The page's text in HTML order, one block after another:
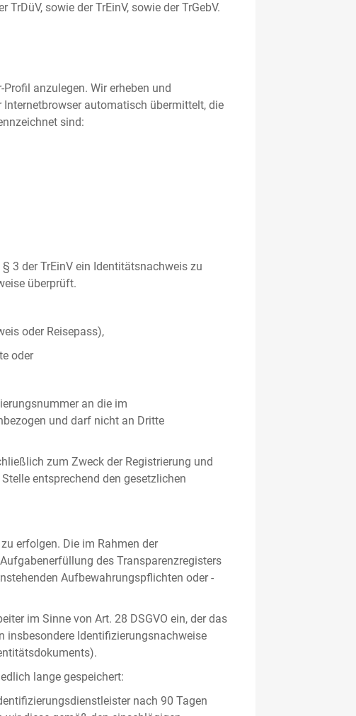
sowie der TrEinV, sowie der TrGebV.
anzulegen. Wir erheben und
Internetbrowser automatisch übermittelt, die
sind:
3 der TrEinV ein Identitätsnachweis zu
überprüft.
oder Reisepass),
oder
an die im
und darf nicht an Dritte
zum Zweck der Registrierung und
entsprechend den gesetzlichen
zu erfolgen. Die im Rahmen der
des Transparenzregisters
Aufbewahrungspflichten oder -
im Sinne von Art. 28 DSGVO ein, der das
insbesondere Identifizierungsnachweise
lange gespeichert:
nach 90 Tagen